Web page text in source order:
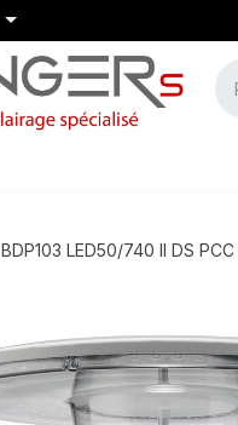
BDP103 LED50/740 II DS